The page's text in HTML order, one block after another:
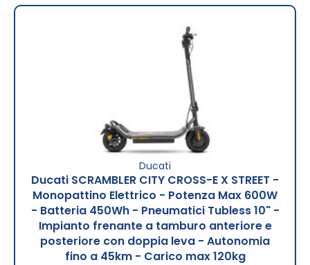
Ducati
Ducati SCRAMBLER CITY CROSS-E X STREET -
Monopattino Elettrico - Potenza Max 600W
- Batteria 450Wh - Pneumatici Tubless 10" -
Impianto frenante a tamburo anteriore e
posteriore con doppia leva - Autonomia
fino a 45km - Carico max 120kg